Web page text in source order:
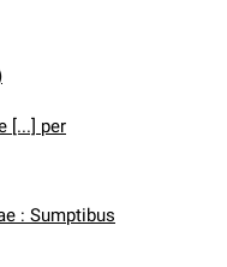
[...] per
: Sumptibus